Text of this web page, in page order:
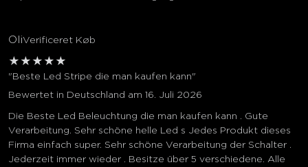
OliVerificeret Køb
★ ★ ★ ★ ★
"Beste Led Stripe die man kaufen kann"
Bewertet in Deutschland am 16. Juli 2026
Die Beste Led Beleuchtung die man kaufen kann . Gute
Verarbeitung. Sehr schöne helle Led s Jedes Produkt dieses
Firma einfach super. Sehr schöne Verarbeitung der Schalter .
Jederzeit immer wieder . Besitze über 5 verschiedene. Alle